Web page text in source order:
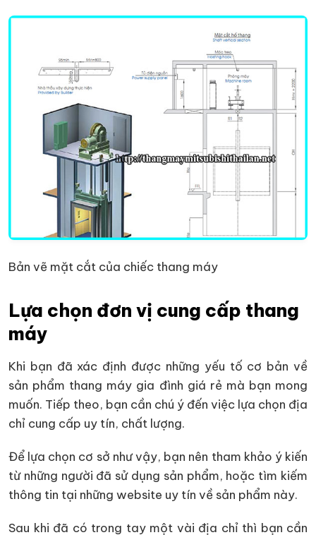
Bản vẽ mặt cắt của chiếc thang máy
Lựa chọn đơn vị cung cấp thang
máy
Khi bạn đã xác định được những yếu tố cơ bản về
sản phẩm thang máy gia đình giá rẻ mà bạn mong
muốn. Tiếp theo, bạn cần chú ý đến việc lựa chọn địa
chỉ cung cấp uy tín, chất lượng.
Để lựa chọn cơ sở như vậy, bạn nên tham khảo ý kiến
từ những người đã sử dụng sản phẩm, hoặc tìm kiếm
thông tin tại những website uy tín về sản phẩm này.
Sau khi đã có trong tay một vài địa chỉ thì bạn cần